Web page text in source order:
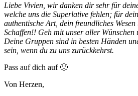
Liebe Vivien, wir danken dir sehr für
welche uns die Superlative fehlen; für
authentische Art, dein freundliches
Schaffen!! Geh mit unser aller Wünschen
Deine Gruppen sind in besten Händen
sein, wenn du zu uns zurückkehrst.
Pass auf dich auf 🙂
Von Herzen,